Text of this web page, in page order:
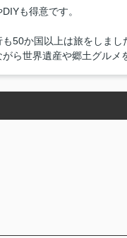
も得意です。
50か国以上は旅をしまし
ら世界遺産や郷土グルメ